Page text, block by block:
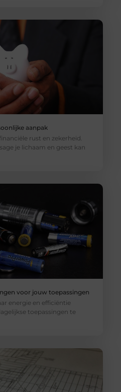
aanpak
rust en zekerheid.
je lichaam en geest kan
voor jouw toepassingen
energie en efficiëntie
toepassingen te